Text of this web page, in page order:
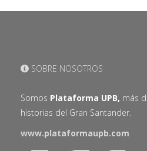
SOBRE NOSOTROS
Somos Plataforma UPB, más
historias del Gran Santander.
www.plataformaupb.com